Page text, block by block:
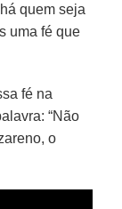
quem seja
uma fé que
fé na
“Não
o